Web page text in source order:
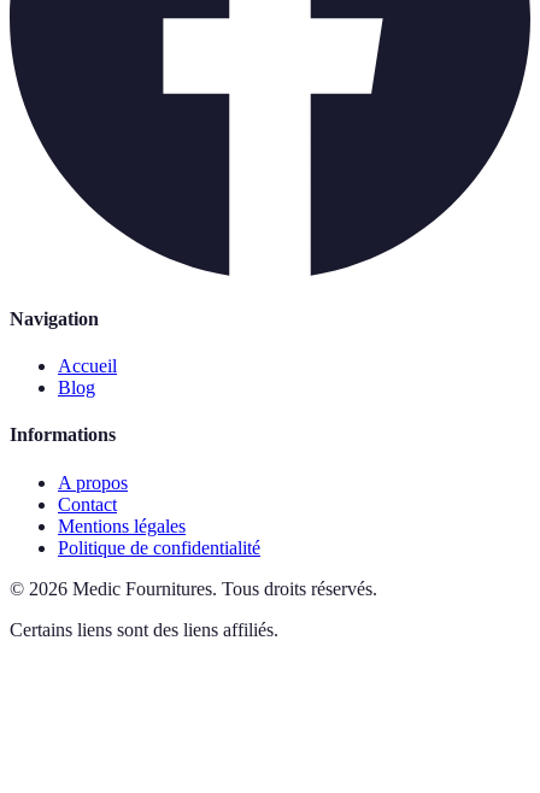
Navigation
Accueil
Blog
Informations
A propos
Contact
Mentions légales
Politique de confidentialité
© 2026 Medic Fournitures. Tous droits réservés.
Certains liens sont des liens affiliés.